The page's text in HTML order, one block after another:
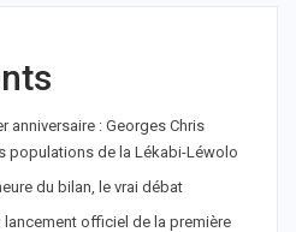
anniversaire : Georges Chris
populations de la Lékabi-Léwolo
du bilan, le vrai débat
officiel de la première